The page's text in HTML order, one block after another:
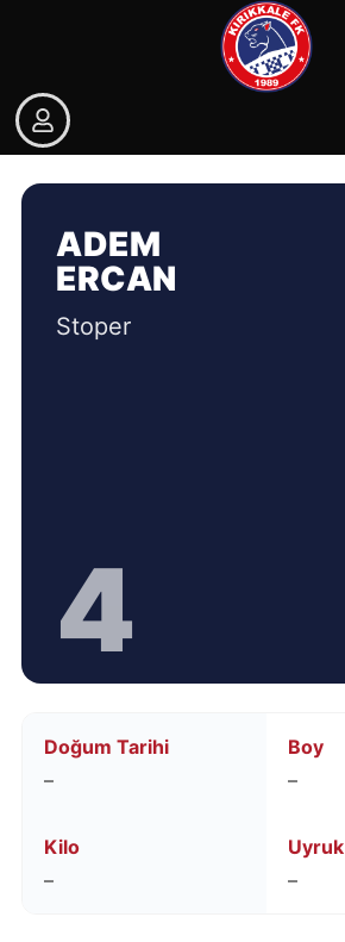
ADEM
ERCAN
Stoper
4
Doğum Tarihi
–
Boy
–
Kilo
–
Uyruk
–